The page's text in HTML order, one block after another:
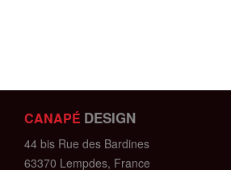
CANAPÉ DESIGN
44 bis Rue des Bardines
63370 Lempdes, France